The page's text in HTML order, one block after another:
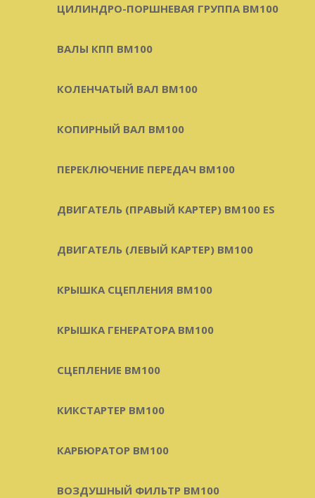
ЦИЛИНДРО-ПОРШНЕВАЯ ГРУППА BM100
ВАЛЫ КПП BM100
КОЛЕНЧАТЫЙ ВАЛ BM100
КОПИРНЫЙ ВАЛ BM100
ПЕРЕКЛЮЧЕНИЕ ПЕРЕДАЧ BM100
ДВИГАТЕЛЬ (ПРАВЫЙ КАРТЕР) BM100 ES
ДВИГАТЕЛЬ (ЛЕВЫЙ КАРТЕР) BM100
КРЫШКА СЦЕПЛЕНИЯ BM100
КРЫШКА ГЕНЕРАТОРА BM100
СЦЕПЛЕНИЕ BM100
КИКСТАРТЕР BM100
КАРБЮРАТОР BM100
ВОЗДУШНЫЙ ФИЛЬТР BM100